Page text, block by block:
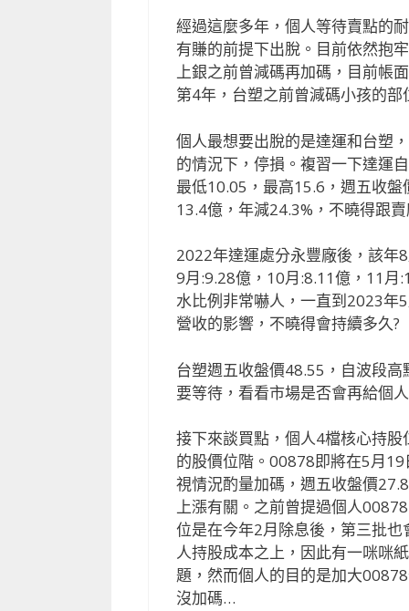
經過這麼多年，個人等待賣點的
有賺的前提下出脫。目前依然抱
上銀之前曾減碼再加碼，目前帳
第4年，台塑之前曾減碼小孩的部
個人最想要出脫的是達運和台塑
的情況下，停損。複習一下達運
最低10.05，最高15.6，週五收
13.4億，年減24.3%，不曉得跟
2022年達運處分永豐廠後，該年
9月:9.28億，10月:8.11億，11月
水比例非常嚇人，一直到2023年
營收的影響，不曉得會持續多久?
台塑週五收盤價48.55，自波段
要等待，看看市場是否會再給個
接下來談買點，個人4檔核心持
的股價位階。00878即將在5月
視情況酌量加碼，週五收盤價
上漲有關。之前曾提過個人
位是在今年2月除息後，第三批
人持股成本之上，因此有一咪咪
題，然而個人的目的是加大
沒加碼…